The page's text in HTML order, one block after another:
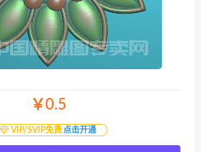
￥0.5
VIP/SVIP免费 点击开通